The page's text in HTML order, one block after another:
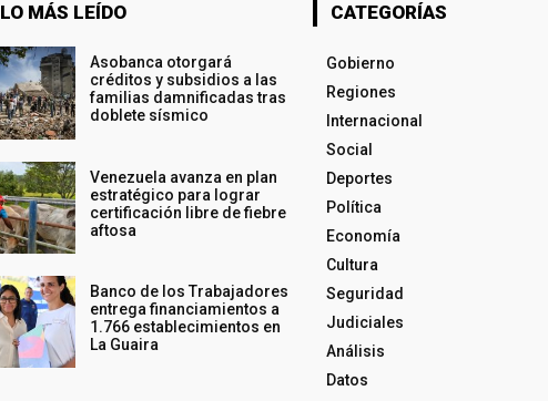
LO MÁS LEÍDO
Asobanca otorgará
créditos y subsidios a las
familias damnificadas tras
doblete sísmico
Venezuela avanza en plan
estratégico para lograr
certificación libre de fiebre
aftosa
Banco de los Trabajadores
entrega financiamientos a
1.766 establecimientos en
La Guaira
CATEGORÍAS
Gobierno
Regiones
Internacional
Social
Deportes
Política
Economía
Cultura
Seguridad
Judiciales
Análisis
Datos